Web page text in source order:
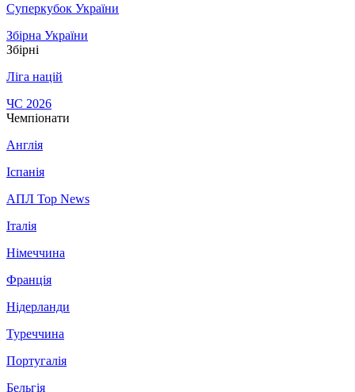
Суперкубок України
Збірна України
Збірні
Ліга націй
ЧС 2026
Чемпіонати
Англія
Іспанія
АПЛ Top News
Італія
Німеччина
Франція
Нідерланди
Туреччина
Португалія
Бельгія